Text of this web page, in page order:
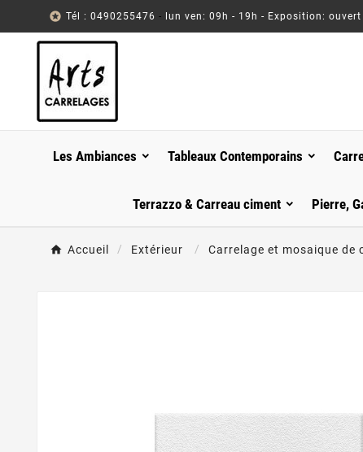
 Tél : 0490255476 - lun ven: 09h - 19h - Exposition:
Les Ambiances Tableaux Contemporains
Terrazzo & Carreau ciment Pierre,
Accueil Extérieur Carrelage et mosaique de